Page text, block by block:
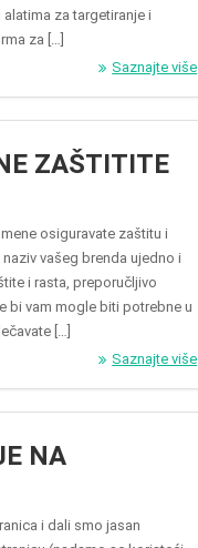
za targetiranje i
za […]
Saznajte više
ZAŠTITITE
osiguravate zaštitu i
vašeg brenda ujedno i
i rasta, preporučljivo
bi vam mogle biti potrebne u
[…]
Saznajte više
NA
i dali smo jasan